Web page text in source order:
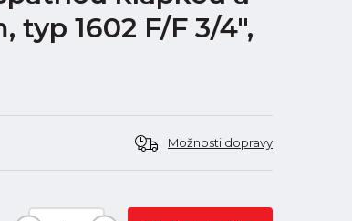
1602 F/F 3/4",
Možnosti dopravy